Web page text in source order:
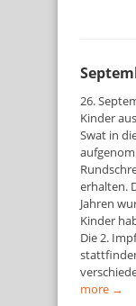
26.
Kinder
Swat in
erhalten.
Jahren
Kinder
Die 2.
more →